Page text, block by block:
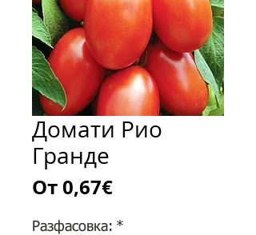
Домати Рио
Гранде
От0,67€Продажна
Разфасовка: *